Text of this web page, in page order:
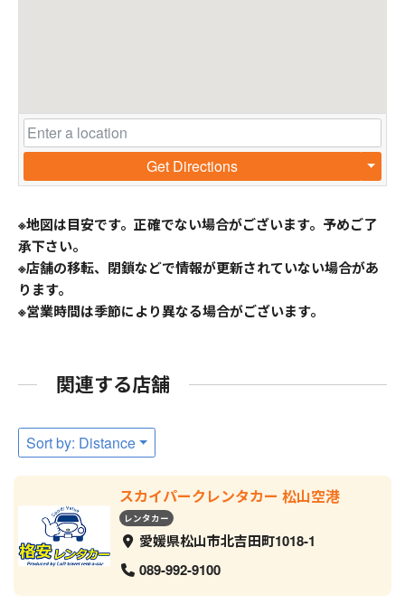
Get Directions
※地図は目安です。正確でない場合がございます。予めご了
承下さい。
※店舗の移転、閉鎖などで情報が更新されていない場合があ
ります。
※営業時間は季節により異なる場合がございます。
関連する店舗
Sort by: Distance
スカイパークレンタカー 松山空港
レンタカー
愛媛県松山市北吉田町1018-1
089-992-9100